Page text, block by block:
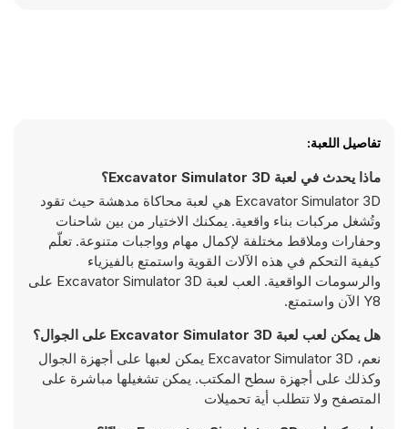
تفاصيل اللعبة:
ماذا يحدث في لعبة Excavator Simulator 3D؟
Excavator Simulator 3D هي لعبة محاكاة مدهشة حيث تقود
وتُشغل مركبات بناء واقعية. يمكنك الاختيار من بين شاحنات
وحفارات وملاقط مختلفة لإكمال مهام وواجبات متنوعة. تعلّم
كيفية التحكم في هذه الآلات القوية واستمتع بالفيزياء
والرسومات الواقعية. العب لعبة Excavator Simulator 3D على
Y8 الآن واستمتع.
هل يمكن لعب لعبة Excavator Simulator 3D على الجوال؟
نعم، Excavator Simulator 3D يمكن لعبها على أجهزة الجوال
وكذلك على أجهزة سطح المكتب. يمكن تشغيلها مباشرة على
المتصفح ولا تتطلب أية تحميلات